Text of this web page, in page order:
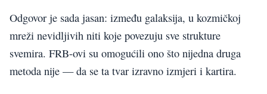
Odgovor je sada jasan: između galaksija, u kozmičkoj
mreži nevidljivih niti koje povezuju sve strukture
svemira. FRB-ovi su omogućili ono što nijedna druga
metoda nije — da se ta tvar izravno izmjeri i kartira.